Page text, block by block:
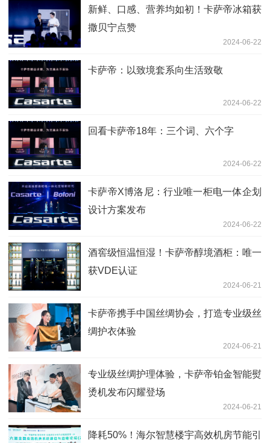
新鲜、口感、营养均如初！卡萨帝冰箱获
撒贝宁点赞
2024-06-22
卡萨帝：以致境套系向生活致敬
2024-06-22
回看卡萨帝18年：三个词、六个字
2024-06-22
卡萨帝X博洛尼：行业唯一柜电一体企划
设计方案发布
2024-06-22
酒窖级恒温恒湿！卡萨帝醇境酒柜：唯一
获VDE认证
2024-06-21
卡萨帝携手中国丝绸协会，打造专业级丝
绸护衣体验
2024-06-21
专业级丝绸护理体验，卡萨帝铂金智能熨
烫机发布闪耀登场
2024-06-21
降耗50%！海尔智慧楼宇高效机房节能引